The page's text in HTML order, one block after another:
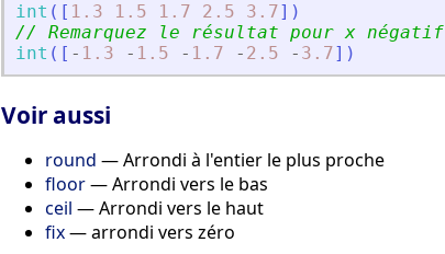
int ( [ 1.3 1.5 1.7 2.5 3.7] )
// Remarquez le résultat pour x négatif
int ( [ - 1.3 - 1.5 - 1.7 - 2.5 - 3.7] )
Voir aussi
round — Arrondi à l'entier le plus proche
floor— Arrondi vers le bas
ceil — Arrondi vers le haut
fix— arrondi vers zéro